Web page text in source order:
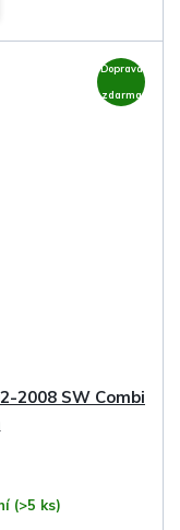
Doprava
zdarma
2008 SW Combi
(>5 ks)